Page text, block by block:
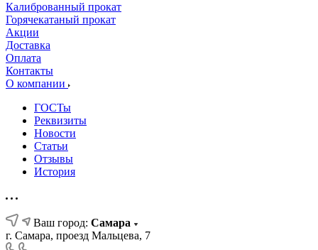
Калиброванный прокат
Горячекатаный прокат
Акции
Доставка
Оплата
Контакты
О компании
ГОСТы
Реквизиты
Новости
Статьи
Отзывы
История
Ваш город: Самара
г. Самара, проезд Мальцева, 7